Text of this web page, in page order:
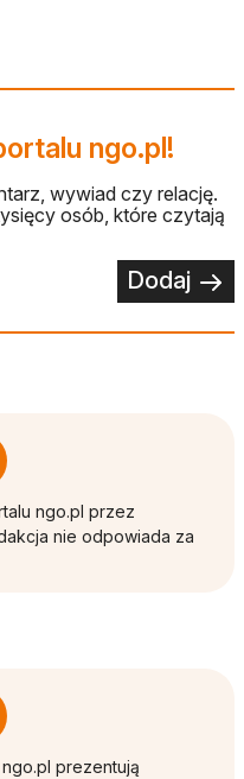
ngo.pl!
wywiad czy relację.
osób, które czytają
Dodaj
ngo.pl przez
nie odpowiada za
prezentują